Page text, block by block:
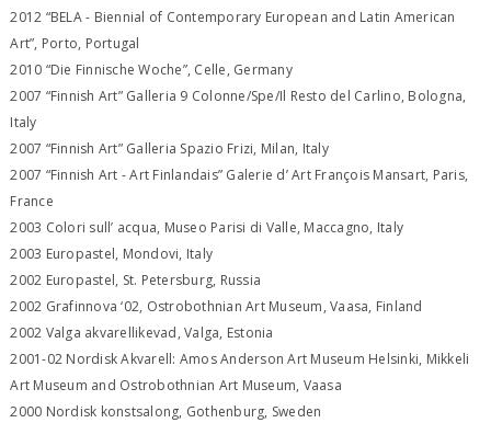
2012 “BELA - Biennial of Contemporary European and Latin American
Art”, Porto, Portugal
2010 “Die Finnische Woche”, Celle, Germany
2007 “Finnish Art” Galleria 9 Colonne/Spe/Il Resto del Carlino, Bologna,
Italy
2007 “Finnish Art” Galleria Spazio Frizi, Milan, Italy
2007 “Finnish Art - Art Finlandais” Galerie d’ Art François Mansart, Paris,
France
2003 Colori sull’ acqua, Museo Parisi di Valle, Maccagno, Italy
2003 Europastel, Mondovi, Italy
2002 Europastel, St. Petersburg, Russia
2002 Grafinnova ‘02, Ostrobothnian Art Museum, Vaasa, Finland
2002 Valga akvarellikevad, Valga, Estonia
2001-02 Nordisk Akvarell: Amos Anderson Art Museum Helsinki, Mikkeli
Art Museum and Ostrobothnian Art Museum, Vaasa
2000 Nordisk konstsalong, Gothenburg, Sweden